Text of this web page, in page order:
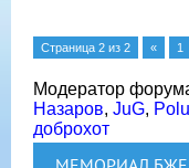
Страница 2 из 2 « 1
Модератор
Назаров, JuG,
доброхот